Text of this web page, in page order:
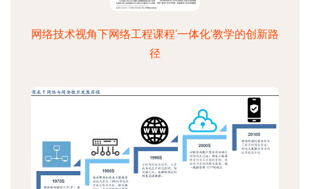
网络技术视角下网络工程课程‘一体化’教学的创新路
径